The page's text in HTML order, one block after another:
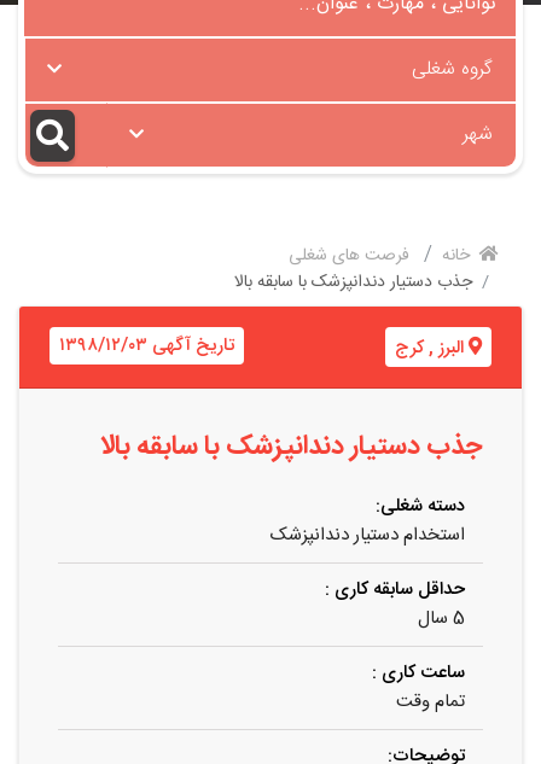
گروه شغلی
شهر
خانه
فرصت های شغلی
جذب دستیار دندانپزشک با سابقه بالا
البرز,کرج تاریخ آگهی ۱۳۹۸/۱۲/۰۳
جذب دستیار دندانپزشک با سابقه بالا
دسته شغلی:
استخدام دستیار دندانپزشک
حداقل سابقه کاری :
5 سال
ساعت کاری :
تمام وقت
توضیحات: